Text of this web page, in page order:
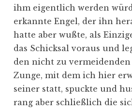
ihm eigentlich werden
erkannte Engel, der ihn
hatte aber wußte, als
das Schicksal voraus und
den nicht zu
Zunge, mit dem ich hier
seiner statt, spuckte und
rang aber schließlich die